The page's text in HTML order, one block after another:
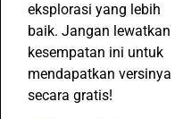
eksplorasi yang lebih
baik. Jangan lewatkan
kesempatan ini untuk
mendapatkan versinya
secara gratis!